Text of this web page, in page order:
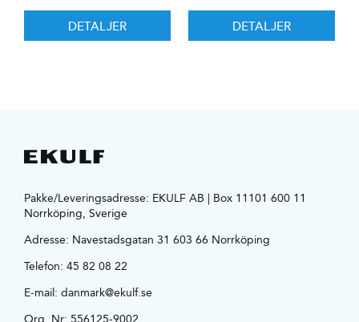
DETALJER DETALJER
Pakke/Leveringsadresse: EKULF AB | Box 11101 600 11
Norrköping, Sverige
Adresse: Navestadsgatan 31 603 66 Norrköping
Telefon: 45 82 08 22
E-mail: danmark@ekulf.se
Org. Nr: 556125-9002